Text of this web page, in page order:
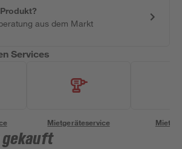
aus dem Markt
Services
Mietgeräteservice
gekauft